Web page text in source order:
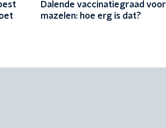
Dalende vaccinatiegraad voor
mazelen: hoe erg is dat?